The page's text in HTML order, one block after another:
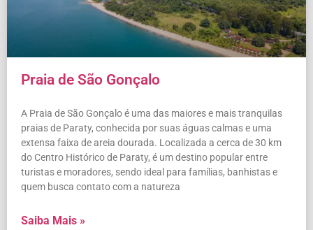
Praia de São Gonçalo
A Praia de São Gonçalo é uma das maiores e mais tranquilas
praias de Paraty, conhecida por suas águas calmas e uma
extensa faixa de areia dourada. Localizada a cerca de 30 km
do Centro Histórico de Paraty, é um destino popular entre
turistas e moradores, sendo ideal para famílias, banhistas e
quem busca contato com a natureza
Saiba Mais »